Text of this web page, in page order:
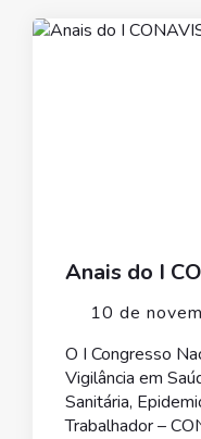
Anais do I
10 de
O I Congresso
Vigilância em
Sanitária,
Trabalhador –